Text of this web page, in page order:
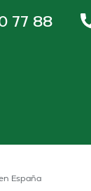
77 88
España